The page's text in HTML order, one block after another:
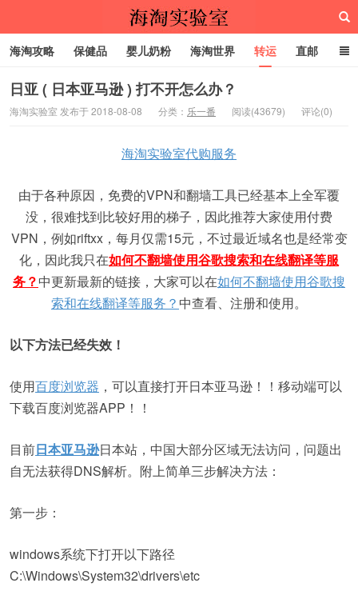
海淘攻略 保健品 婴儿奶粉 海淘世界 转运 直邮
代购服务
日亚 ( 日本亚马逊 ) 打不开怎么办？
海淘实验室 发布于 2018-08-08 分类： 乐一番 阅读(43679) 评论(0)
海淘实验室代购服务
由于各种原因，免费的VPN和翻墙工具已经基本上全军覆
没，很难找到比较好用的梯子，因此推荐大家使用付费
VPN，例如riftxx，每月仅需15元，不过最近域名也是经常变
化，因此我只在如何不翻墙使用谷歌搜索和在线翻译等服
务？中更新最新的链接，大家可以在如何不翻墙使用谷歌搜
索和在线翻译等服务？ 中查看、注册和使用。
以下方法已经失效！
使用百度浏览器 ，可以直接打开日本亚马逊！！移动端可以
下载百度浏览器APP！！
目前日本亚马逊日本站，中国大部分区域无法访问，问题出
自无法获得DNS解析。附上简单三步解决方法：
第一步：
windows系统下打开以下路径
C:\Windows\System32\drivers\etc